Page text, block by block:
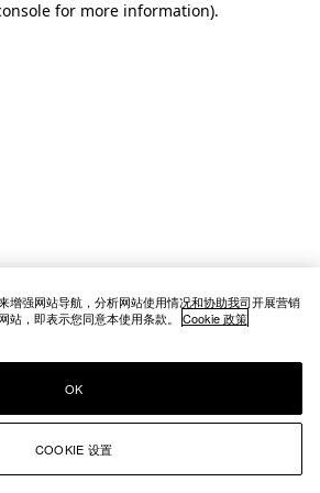
for more information).
增强网站导航，分析网站使用情况和协助我司开展营销
站，即表示您同意本使用条款。 Cookie 政策
COOKIE 设置
OK